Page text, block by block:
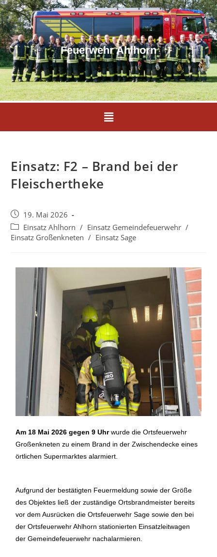
Feuerwehr Ahlhorn
Einsatz: F2 – Brand bei der
Fleischertheke
19. Mai 2026
Einsatz Ahlhorn / Einsatz Gemeindefeuerwehr /
Einsatz Großenkneten / Einsatz Sage
Am 18 Mai 2026 gegen 9 Uhrwurde die Ortsfeuerwehr
Großenkneten zu einem Brand in der Zwischendecke eines
örtlichen Supermarktes alarmiert.
Aufgrund der bestätigten Feuermeldung sowie der Größe
des Objektes ließ der zuständige Ortsbrandmeister bereits
vor dem Ausrücken die Ortsfeuerwehr Sage sowie den bei
der Ortsfeuerwehr Ahlhorn stationierten Einsatzleitwagen
der Gemeindefeuerwehr nachalarmieren.